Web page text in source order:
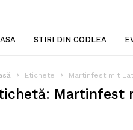
STIRI DIN CODLEA
Etichete Martinfest mit
Martinfest